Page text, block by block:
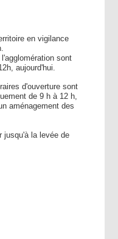
en vigilance
sont
aujourd'hui.
d'ouverture sont
de 9 h à 12 h,
aménagement des
jusqu'à la levée de